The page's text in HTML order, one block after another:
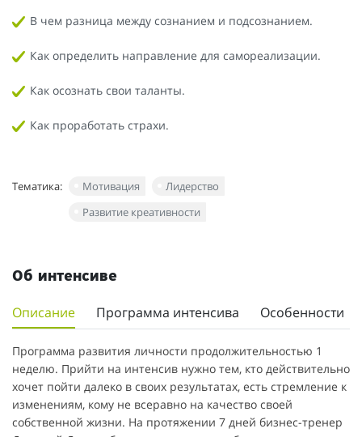
В чем разница между сознанием и подсознанием.
Как определить направление для самореализации.
Как осознать свои таланты.
Как проработать страхи.
Тематика: Мотивация
Лидерство
Развитие креативности
Об интенсиве
Описание Программа интенсива Особенности
Программа развития личности продолжительностью 1
неделю. Прийти на интенсив нужно тем, кто действительно
хочет пойти далеко в своих результатах, есть стремление к
изменениям, кому не всеравно на качество своей
собственной жизни. На протяжении 7 дней бизнес-тренер